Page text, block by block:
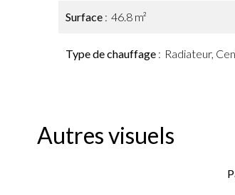
Surface 46.8 m²
Type de chauffage Radiateur,
Autres visuels